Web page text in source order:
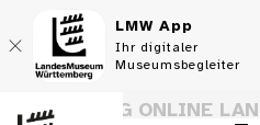
LMW App
Ihr digitaler
Museumsbegleiter
SAMMLUNG ONLINE